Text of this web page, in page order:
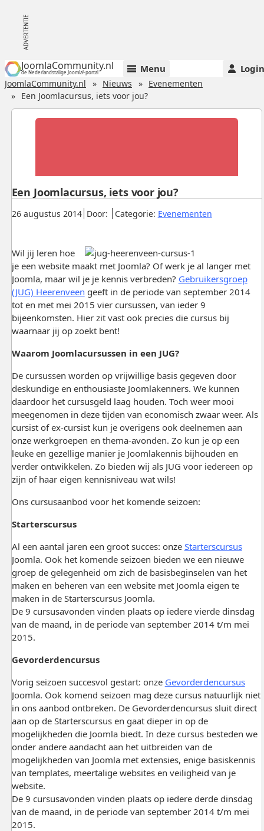
JoomlaCommunity.nl
de Nederlandstalige Joomla!-portal Menu Login
JoomlaCommunity.nl Nieuws
Evenementen
Een Joomlacursus, iets voor jou?
Gepubliceerd:
26 augustus 2014. Door: Categorie: Evenementen.
Een Joomlacursus, iets voor jou?
Wil jij leren hoe
je een website maakt met Joomla? Of werk je al langer met
Joomla, maar wil je je kennis verbreden? Gebruikersgroep
(JUG) Heerenveen geeft in de periode van september 2014
tot en met mei 2015 vier cursussen, van ieder 9
bijeenkomsten. Hier zit vast ook precies die cursus bij
waarnaar jij op zoekt bent!
Waarom Joomlacursussen in een JUG?
De cursussen worden op vrijwillige basis gegeven door
deskundige en enthousiaste Joomlakenners. We kunnen
daardoor het cursusgeld laag houden. Toch weer mooi
meegenomen in deze tijden van economisch zwaar weer. Als
cursist of ex-cursist kun je overigens ook deelnemen aan
onze werkgroepen en thema-avonden. Zo kun je op een
leuke en gezellige manier je Joomlakennis bijhouden en
verder ontwikkelen. Zo bieden wij als JUG voor iedereen op
zijn of haar eigen kennisniveau wat wils!
Ons cursusaanbod voor het komende seizoen:
Starterscursus
Al een aantal jaren een groot succes: onze Starterscursus
Joomla. Ook het komende seizoen bieden we een nieuwe
groep de gelegenheid om zich de basisbeginselen van het
maken en beheren van een website met Joomla eigen te
maken in de Starterscursus Joomla.
De 9 cursusavonden vinden plaats op iedere vierde dinsdag
van de maand, in de periode van september 2014 t/m mei
2015.
Gevorderdencursus
Vorig seizoen succesvol gestart: onze Gevorderdencursus
Joomla. Ook komend seizoen mag deze cursus natuurlijk niet
in ons aanbod ontbreken. De Gevorderdencursus sluit direct
aan op de Starterscursus en gaat dieper in op de
mogelijkheden die Joomla biedt. In deze cursus besteden we
onder andere aandacht aan het uitbreiden van de
mogelijkheden van Joomla met extensies, enige basiskennis
van templates, meertalige websites en veiligheid van je
website.
De 9 cursusavonden vinden plaats op iedere derde dinsdag
van de maand, in de periode van september 2014 t/m mei
2015.